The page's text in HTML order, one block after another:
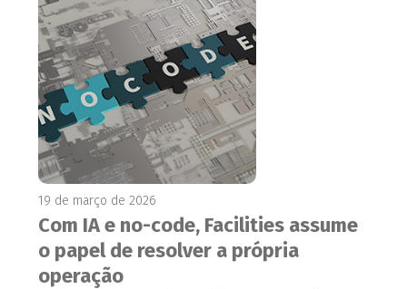
19 de março de 2026
Com IA e no-code, Facilities assume
o papel de resolver a própria
operação